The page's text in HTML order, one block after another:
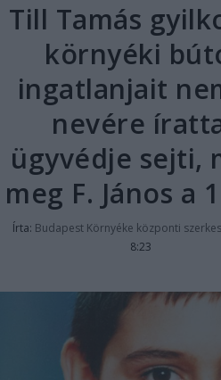
Till Tamás
környéki
ingatlanjait
nevére
ügyvédje sejti,
meg F. János a
Írta: Budapest Környéke központi
8:23